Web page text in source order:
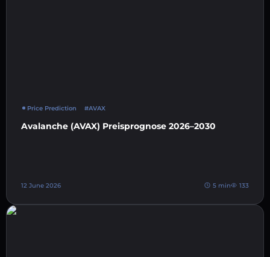
Price Prediction #AVAX
Avalanche (AVAX) Preisprognose 2026–2030
12 June 2026 5 min 133